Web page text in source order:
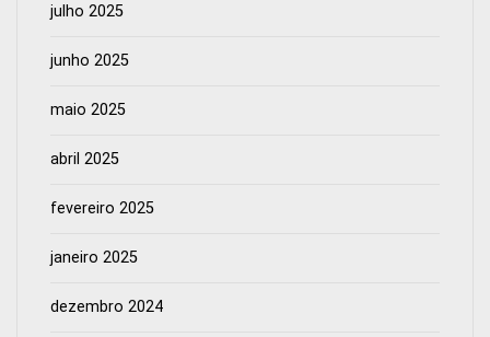
julho 2025
junho 2025
maio 2025
abril 2025
fevereiro 2025
janeiro 2025
dezembro 2024